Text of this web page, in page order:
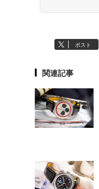
ポスト
関連記事